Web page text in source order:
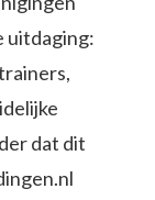
uitdaging:
dat dit